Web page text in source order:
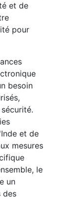
et de
pour
besoin
et de
mesures
le
un
des